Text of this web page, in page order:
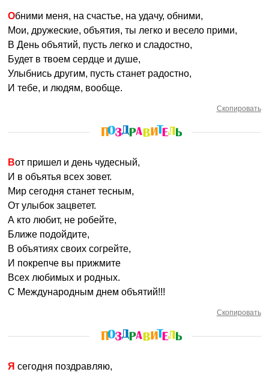
Обними меня, на счастье, на удачу, обними,
Мои, дружеские, объятия, ты легко и весело прими,
В День объятий, пусть легко и сладостно,
Будет в твоем сердце и душе,
Улыбнись другим, пусть станет радостно,
И тебе, и людям, вообще.
Скопировать
Вот пришел и день чудесный,
И в объятья всех зовет.
Мир сегодня станет тесным,
От улыбок зацветет.
А кто любит, не робейте,
Ближе подойдите,
В объятиях своих согрейте,
И покрепче вы прижмите
Всех любимых и родных.
С Международным днем объятий!!!
Скопировать
Я сегодня поздравляю,